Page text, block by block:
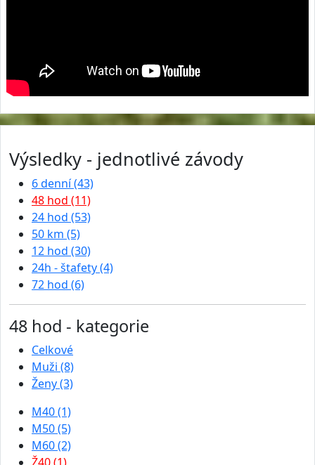
Výsledky - jednotlivé závody
6 denní (43)
48 hod (11)
24 hod (53)
50 km (5)
12 hod (30)
24h - štafety (4)
72 hod (6)
48 hod - kategorie
Celkové
Muži (8)
Ženy (3)
M40 (1)
M50 (5)
M60 (2)